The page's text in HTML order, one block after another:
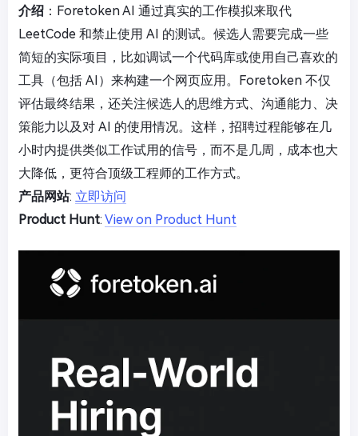
介绍 ：Foretoken AI 通过真实的工作模拟来取代
LeetCode 和禁止使用 AI 的测试。候选人需要完成一些
简短的实际项目，比如调试一个代码库或使用自己喜欢的
工具（包括 AI）来构建一个网页应用。Foretoken 不仅
评估最终结果，还关注候选人的思维方式、沟通能力、决
策能力以及对 AI 的使用情况。这样，招聘过程能够在几
小时内提供类似工作试用的信号，而不是几周，成本也大
大降低，更符合顶级工程师的工作方式。
产品网站: 立即访问
Product Hunt: View on Product Hunt